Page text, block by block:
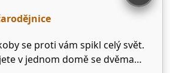
se proti vám spikl celý svět.
v jednom domě se dvěma